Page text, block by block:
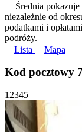
Średnia
niezależnie od
podatkami i
podróży.
Lista
Mapa
Kod pocztowy
1 2345